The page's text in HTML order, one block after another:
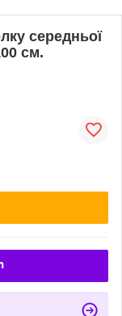
середньої
см.